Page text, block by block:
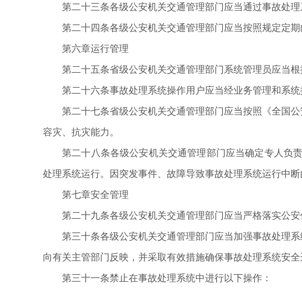
第二十三条各级公安机关交通管理部门应当通过事故处
第二十四条各级公安机关交通管理部门应当按照规定定
第六章运行管理
第二十五条省级公安机关交通管理部门系统管理员应当
第二十六条事故处理系统操作用户应当经业务管理和系
第二十七条省级公安机关交通管理部门应当按照《全国
容灾、抗灾能力。
第二十八条各级公安机关交通管理部门应当确定专人负
处理系统运行。因突发事件、故障导致事故处理系统运行中
第七章安全管理
第二十九条各级公安机关交通管理部门应当严格落实公
第三十条各级公安机关交通管理部门应当加强事故处理
向有关主管部门反映，并采取有效措施确保事故处理系统安全
第三十一条禁止在事故处理系统中进行以下操作：